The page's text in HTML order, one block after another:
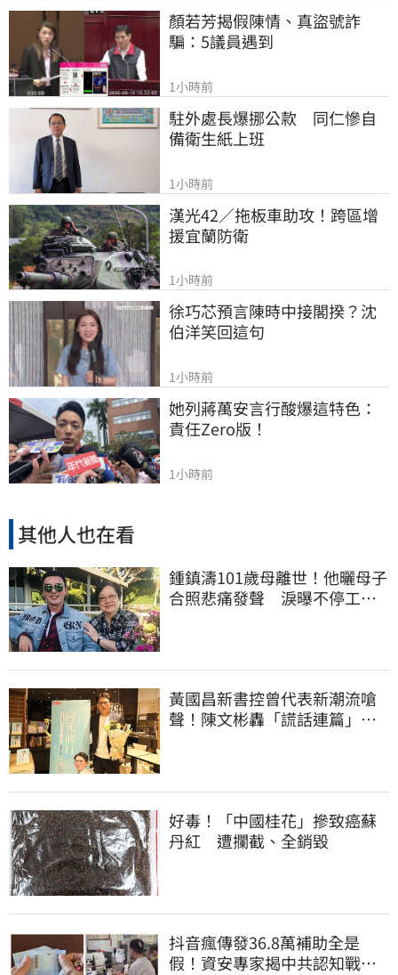
顏若芳揭假陳情、真盜號詐
騙：5議員遇到
1小時前
駐外處長爆挪公款　同仁慘自
備衛生紙上班
1小時前
漢光42／拖板車助攻！跨區增
援宜蘭防衛
1小時前
徐巧芯預言陳時中接閣揆？沈
伯洋笑回這句
1小時前
她列蔣萬安言行酸爆這特色：
責任Zero版！
1小時前
其他人也在看
鍾鎮濤101歲母離世！他曬母子
合照悲痛發聲 淚曝不停工原
黃國昌新書控曾代表新潮流嗆
聲！陳文彬轟「謊話連篇」：
好毒！「中國桂花」摻致癌蘇
丹紅 遭攔截、全銷毀
抖音瘋傳發36.8萬補助全是
假！資安專家揭中共認知戰、